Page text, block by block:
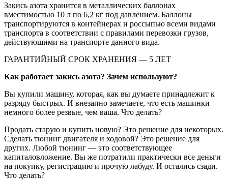
Закись азота хранится в металлических баллонах
вместимостью 10 л по 6,2 кг под давлением. Баллоны
транспортируются в контейнерах и россыпью всеми видами
транспорта в соответствии с правилами перевозки грузов,
действующими на транспорте данного вида.
ГАРАНТИЙНЫЙ СРОК ХРАНЕНИЯ — 5 ЛЕТ
Как работает закись азота? Зачем используют?
Вы купили машину, которая, как вы думаете принадлежит к
разряду быстрых. И внезапно замечаете, что есть машинки
немного более резвые, чем ваша. Что делать?
Продать старую и купить новую? Это решение для некоторых.
Сделать тюнинг двигателя и ходовой? Это решение для
других. Любой тюнинг — это соответствующее
капиталовложение. Вы же потратили практически все деньги
на покупку, регистрацию и прочую лабуду. И остались сзади.
Что делать?